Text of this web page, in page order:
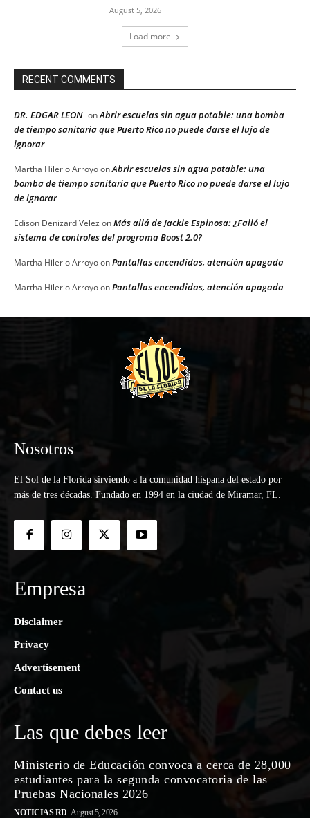
August 5, 2026
Load more
RECENT COMMENTS
DR. EDGAR LEON onAbrir escuelas sin agua potable: una bomba
de tiempo sanitaria que Puerto Rico no puede darse el lujo de
ignorar
Martha Hilerio ArroyoonAbrir escuelas sin agua potable: una
bomba de tiempo sanitaria que Puerto Rico no puede darse el lujo
de ignorar
Edison Denizard Velez onMás allá de Jackie Espinosa: ¿Falló el
sistema de controles del programa Boost 2.0?
Martha Hilerio ArroyoonPantallas encendidas, atención apagada
Martha Hilerio ArroyoonPantallas encendidas, atención apagada
Nosotros
El Sol de la Florida sirviendo a la comunidad hispana del estado por
más de tres décadas. Fundado en 1994 en la ciudad de Miramar, FL.
Empresa
Disclaimer
Privacy
Advertisement
Contact us
Las que debes leer
Ministerio de Educación convoca a cerca de 28,000
estudiantes para la segunda convocatoria de las
Pruebas Nacionales 2026
NOTICIAS RD August 5, 2026